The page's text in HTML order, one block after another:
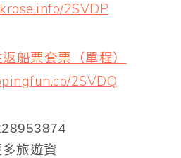
2SVDP
船票套票（單程）
2SVDQ
多旅遊資